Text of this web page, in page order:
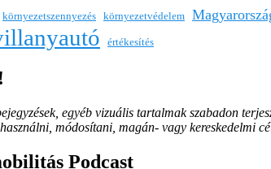
környezetszennyezés környezetvédelem
értékesítés
egyéb vizuális tartalmak szabadon
módosítani, magán- vagy
Podcast